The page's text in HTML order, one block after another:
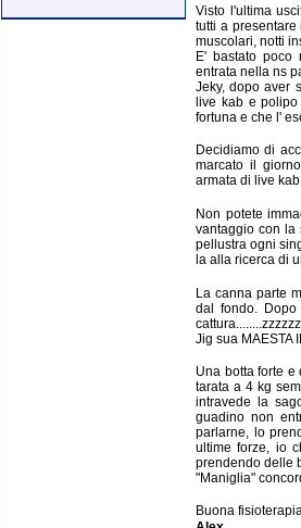
Visto l'ultima
tutti a
muscolari, notti
E' bastato poco
entrata nella ns
Jeky, dopo aver
live kab e
fortuna e che l'
Decidiamo di
marcato il
armata di live
Non potete
vantaggio con la
pellustra ogni
la alla ricerca di
La canna parte
dal fondo.
Jig sua MAESTA
Una botta forte e
tarata a 4 kg
intravede la
guadino non
parlarne, lo
ultime forze, io
prendendo delle
"Maniglia"
Buona